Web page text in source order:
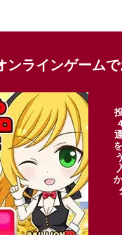
ンラインゲームで